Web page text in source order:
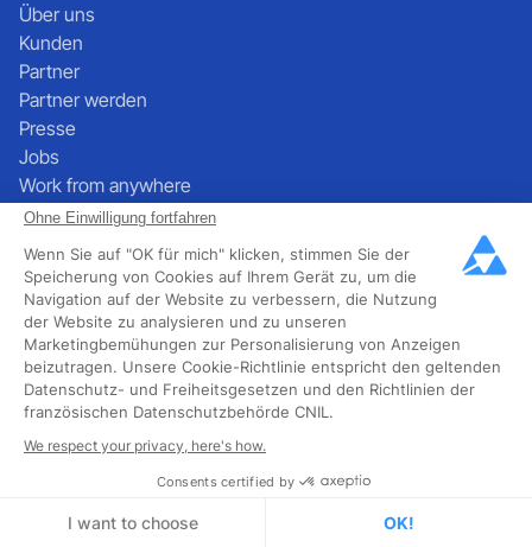
Ohne Einwilligung fortfahren
Wenn Sie auf "OK für mich" klicken, stimmen Sie der
Speicherung von Cookies auf Ihrem Gerät zu, um die
Navigation auf der Website zu verbessern, die Nutzung
der Website zu analysieren und zu unseren
Marketingbemühungen zur Personalisierung von Anzeigen
beizutragen. Unsere Cookie-Richtlinie entspricht den geltenden
Datenschutz- und Freiheitsgesetzen und den Richtlinien der
französischen Datenschutzbehörde CNIL.
We respect your privacy, here's how.
Consents certified by
I want to choose OK!
Über uns
Kunden
Partner
Partner werden
Presse
Jobs
Work from anywhere
Tarife
Kontakt
Dokumentation
FAQ
SOZIALES